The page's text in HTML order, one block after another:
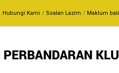
Hubungi Kami Soalan Lazim Maklum